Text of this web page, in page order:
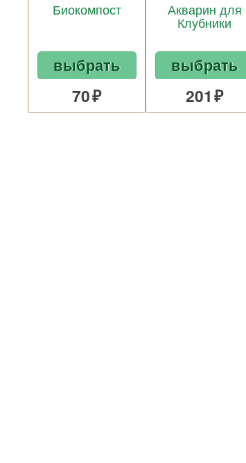
Биокомпост
выбрать
70
Акварин для
Клубники
выбрать
201